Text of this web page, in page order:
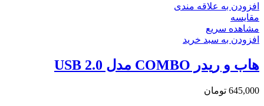
افزودن به علاقه مندی
مقایسه
مشاهده سریع
افزودن به سبد خرید
هاب و ریدر COMBO مدل USB 2.0
645,000 تومان